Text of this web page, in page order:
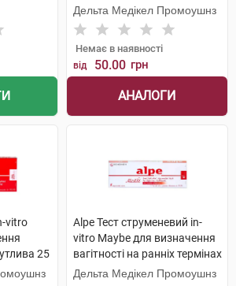
мМО /мл 1 шт
Дельта Медікел Промоушнз
Немає в наявності
від 50.00 грн
АНАЛОГИ
vitro
25
Alpe Тест струменевий in-
vitro Maybe для визначення
вагітності на ранніх термінах
1 шт
Дельта Медікел Промоушнз